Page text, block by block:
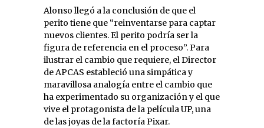
Alonso llegó a la conclusión de que el
perito tiene que “reinventarse para captar
nuevos clientes. El perito podría ser la
figura de referencia en el proceso”. Para
ilustrar el cambio que requiere, el Director
de APCAS estableció una simpática y
maravillosa analogía entre el cambio que
ha experimentado su organización y el que
vive el protagonista de la película UP, una
de las joyas de la factoría Pixar.